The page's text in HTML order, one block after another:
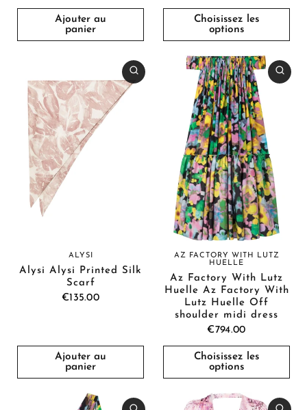
Ajouter au
panier
Choisissez les
options
ALYSI
Alysi Alysi Printed Silk
Scarf
€135.00
Ajouter au
panier
AZ FACTORY WITH LUTZ
HUELLE
Az Factory With Lutz
Huelle Az Factory With
Lutz Huelle Off
shoulder midi dress
€794.00
Choisissez les
options